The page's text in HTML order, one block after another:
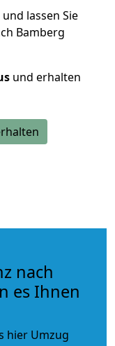
lassen Sie
Bamberg
und erhalten
nach
es Ihnen
hier Umzug